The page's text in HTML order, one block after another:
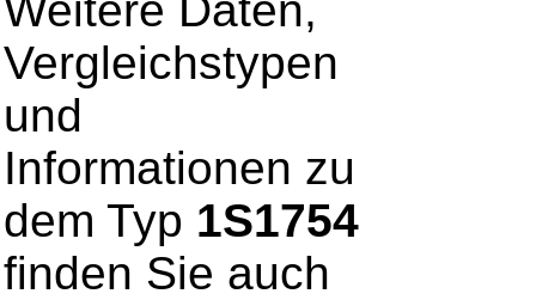
Vergleichstypen
und
Informationen zu
dem Typ 1S1754
finden Sie auch